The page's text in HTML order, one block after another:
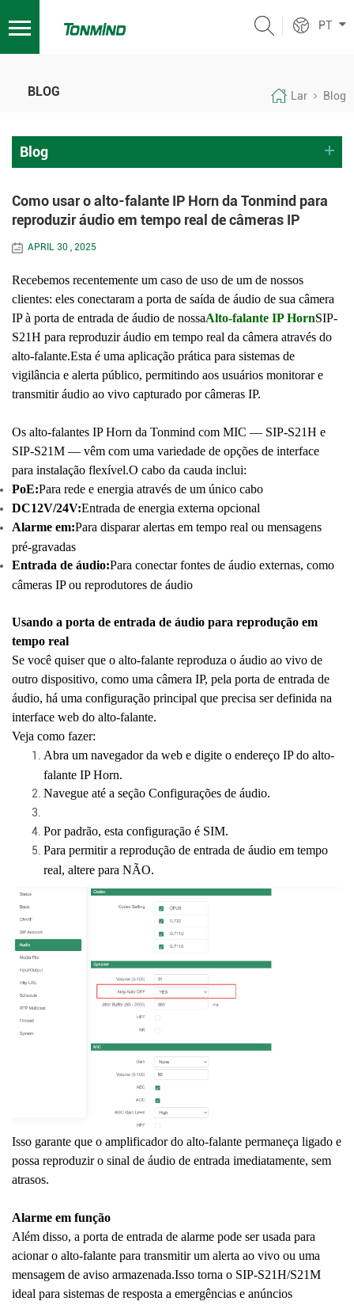
PT
BLOG Lar Blog
Blog
Como usar o alto-falante IP Horn da Tonmind para
reproduzir áudio em tempo real de câmeras IP
APRIL 30 , 2025
Recebemos recentemente um caso de uso de um de nossos
clientes: eles conectaram a porta de saída de áudio de sua câmera
IP à porta de entrada de áudio de nossaAlto-falante IP HornSIP-
S21H para reproduzir áudio em tempo real da câmera através do
alto-falante.Esta é uma aplicação prática para sistemas de
vigilância e alerta público, permitindo aos usuários monitorar e
transmitir áudio ao vivo capturado por câmeras IP.
Os alto-falantes IP Horn da Tonmind com MIC — SIP-S21H e
SIP-S21M — vêm com uma variedade de opções de interface
para instalação flexível.O cabo da cauda inclui:
PoE:Para rede e energia através de um único cabo
DC12V/24V:Entrada de energia externa opcional
Alarme em:Para disparar alertas em tempo real ou mensagens
pré-gravadas
Entrada de áudio:Para conectar fontes de áudio externas, como
câmeras IP ou reprodutores de áudio
Usando a porta de entrada de áudio para reprodução em
tempo real
Se você quiser que o alto-falante reproduza o áudio ao vivo de
outro dispositivo, como uma câmera IP, pela porta de entrada de
áudio, há uma configuração principal que precisa ser definida na
interface web do alto-falante.
Veja como fazer:
Abra um navegador da web e digite o endereço IP do alto-
falante IP Horn.
Navegue até a seção Configurações de áudio.
Por padrão, esta configuração é SIM.
Para permitir a reprodução de entrada de áudio em tempo
real, altere para NÃO.
Isso garante que o amplificador do alto-falante permaneça ligado e
possa reproduzir o sinal de áudio de entrada imediatamente, sem
atrasos.
Alarme em função
Além disso, a porta de entrada de alarme pode ser usada para
acionar o alto-falante para transmitir um alerta ao vivo ou uma
mensagem de aviso armazenada.Isso torna o SIP-S21H/S21M
ideal para sistemas de resposta a emergências e anúncios